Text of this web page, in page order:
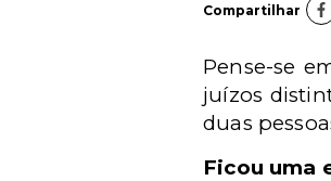
Compartilhar
Pense-se
juízos
duas
Ficou uma